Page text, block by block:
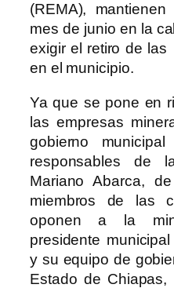
(REMA),
mes de junio en la
exigir el retiro de
en el municipio.
Ya que se pone en
las empresas
gobierno
responsables de
Mariano Abarca,
miembros de las
oponen a la
presidente
y su equipo de
Estado de